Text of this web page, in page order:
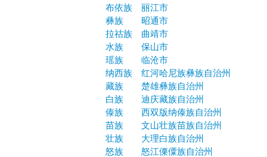
布依族
彝族
拉祜族
水族
瑶族
纳西族
藏族
白族
傣族
苗族
壮族
怒族
丽江市
昭通市
曲靖市
保山市
临沧市
红河哈尼族彝族自治州
楚雄彝族自治州
迪庆藏族自治州
西双版纳傣族自治州
文山壮族苗族自治州
大理白族自治州
怒江傈僳族自治州